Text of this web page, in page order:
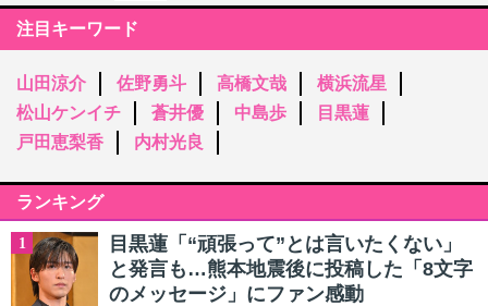
注目キーワード
山田涼介 佐野勇斗 高橋文哉
横浜流星
松山ケンイチ
蒼井優 中島歩
目黒蓮
戸田恵梨香
内村光良
ランキング
1
目黒蓮「“頑張って”とは言いたくない」
と発言も…熊本地震後に投稿した「8文字
のメッセージ」にファン感動